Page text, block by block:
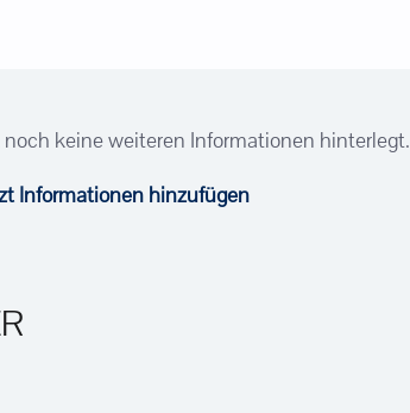
keine weiteren Informationen hinterlegt.
Informationen hinzufügen